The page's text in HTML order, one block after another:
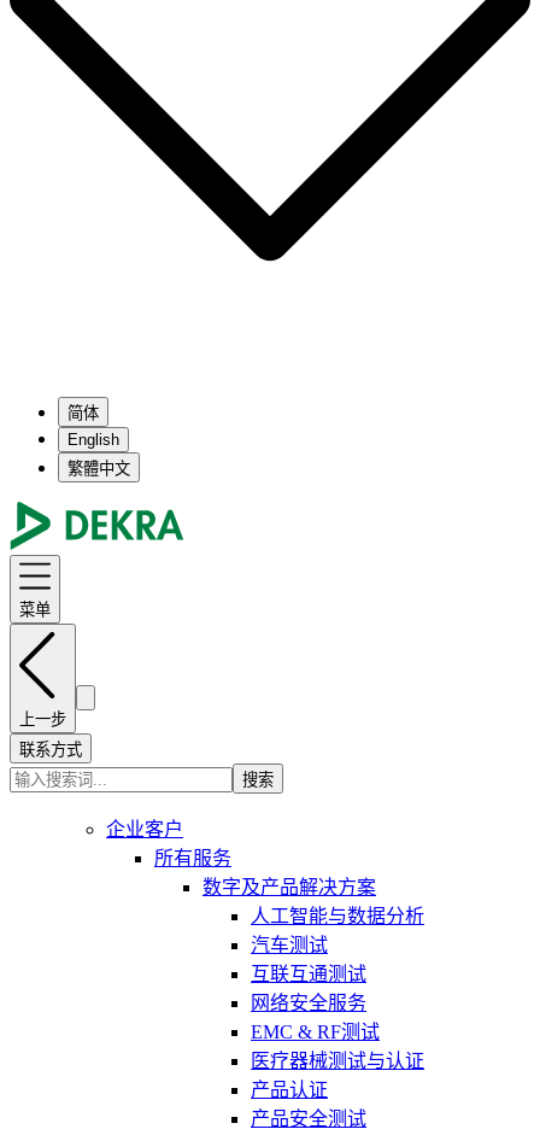
简体
English
繁體中文
菜单
上一步
联系方式
搜索
企业客户
所有服务
数字及产品解决方案
人工智能与数据分析
汽车测试
互联互通测试
网络安全服务
EMC & RF测试
医疗器械测试与认证
产品认证
产品安全测试